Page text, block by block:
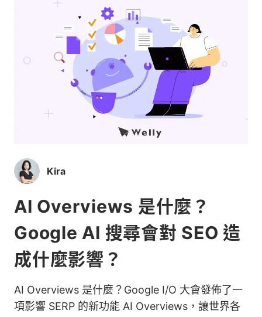
Kira
AI Overviews 是什麼？
Google AI 搜尋會對 SEO 造
成什麼影響？
AI Overviews 是什麼？Google I/O 大會發佈了一
項影響 SERP 的新功能 AI Overviews，讓世界各